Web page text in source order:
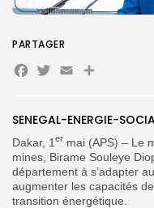
Search
FR
SENEGAL-ENERGIE-
Dakar, 1 er mai (APS) – Le
mines, Birame Souleye
département à s’adapter
augmenter les capacités
transition énergétique.
PARTAGER
Facebook
Twitter
Email